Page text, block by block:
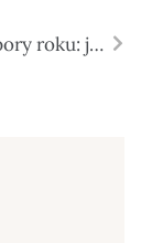
Zapachy i pory roku: jak wybrać odpowiedni zapach na każdą porę roku